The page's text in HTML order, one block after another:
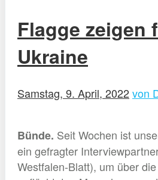
Flagge zeigen
Ukraine
Samstag, 9. April, 2022von
Bünde. Seit Wochen ist
ein gefragter
Westfalen-Blatt), um über